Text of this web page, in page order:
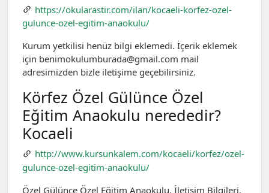
https://okularastir.com/ilan/kocaeli-korfez-ozel-
gulunce-ozel-egitim-anaokulu/
Kurum yetkilisi henüz bilgi eklemedi. İçerik eklemek
için benimokulumburada@gmail.com mail
adresimizden bizle iletişime geçebilirsiniz.
Körfez Özel Gülünce Özel
Eğitim Anaokulu nerededir?
Kocaeli
http://www.kursunkalem.com/kocaeli/korfez/ozel-
gulunce-ozel-egitim-anaokulu/
Özel Gülünce Özel Eğitim Anaokulu. İletişim Bilgileri.